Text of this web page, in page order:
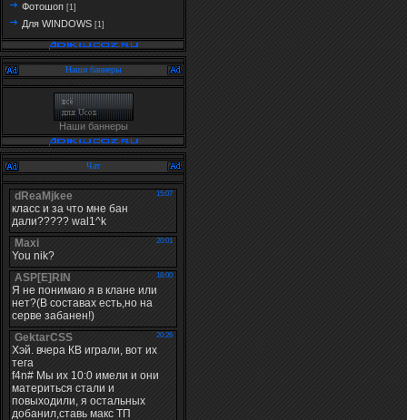
Фотошоп [1]
Для WINDOWS [1]
Наши баннеры
Наши баннеры
Чат